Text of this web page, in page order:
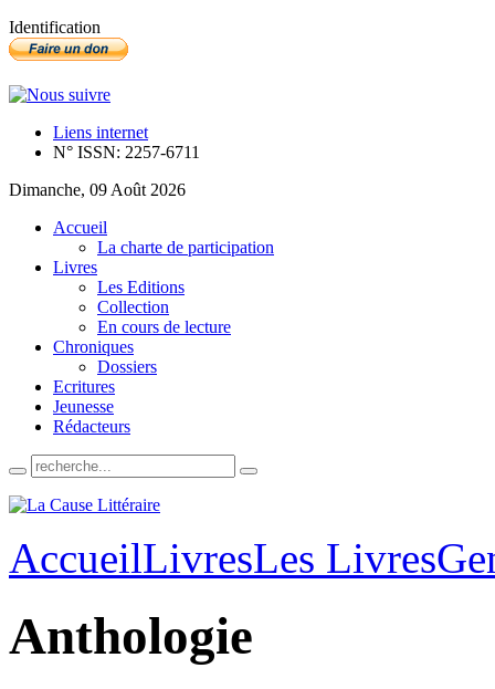
Identification
Liens internet
N° ISSN: 2257-6711
Dimanche, 09 Août 2026
Accueil
La charte de participation
Livres
Les Editions
Collection
En cours de lecture
Chroniques
Dossiers
Ecritures
Jeunesse
Rédacteurs
AccueilLivresLes Livres
Anthologie